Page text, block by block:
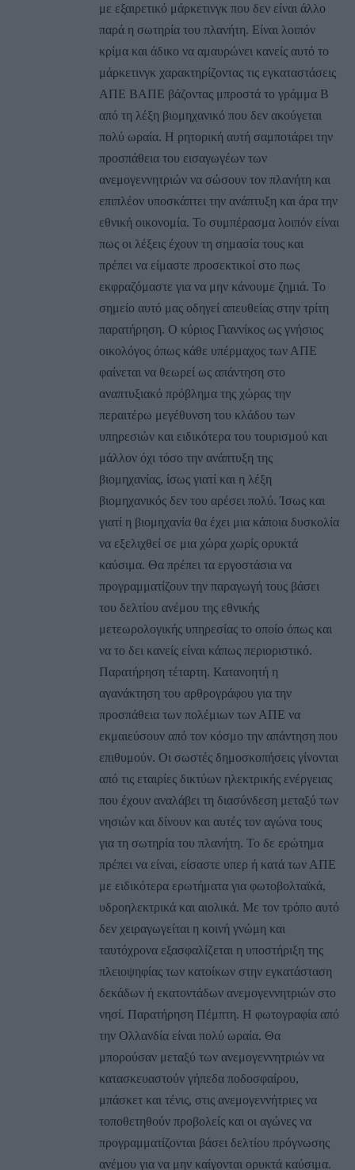
με εξαιρετικό μάρκετινγκ που δεν είναι άλλο
παρά η σωτηρία του πλανήτη. Είναι λοιπόν
κρίμα και άδικο να αμαυρώνει κανείς αυτό το
μάρκετινγκ χαρακτηρίζοντας τις εγκαταστάσεις
ΑΠΕ ΒΑΠΕ βάζοντας μπροστά το γράμμα Β
από τη λέξη βιομηχανικό που δεν ακούγεται
πολύ ωραία. Η ρητορική αυτή σαμποτάρει την
προσπάθεια του εισαγωγέων των
ανεμογεννητριών να σώσουν τον πλανήτη και
επιπλέον υποσκάπτει την ανάπτυξη και άρα την
εθνική οικονομία. Το συμπέρασμα λοιπόν είναι
πως οι λέξεις έχουν τη σημασία τους και
πρέπει να είμαστε προσεκτικοί στο πως
εκφραζόμαστε για να μην κάνουμε ζημιά. Το
σημείο αυτό μας οδηγεί απευθείας στην τρίτη
παρατήρηση. Ο κύριος Γιαννίκος ως γνήσιος
οικολόγος όπως κάθε υπέρμαχος των ΑΠΕ
φαίνεται να θεωρεί ως απάντηση στο
αναπτυξιακό πρόβλημα της χώρας την
περαιτέρω μεγέθυνση του κλάδου των
υπηρεσιών και ειδικότερα του τουρισμού και
μάλλον όχι τόσο την ανάπτυξη της
βιομηχανίας, ίσως γιατί και η λέξη
βιομηχανικός δεν του αρέσει πολύ. Ίσως και
γιατί η βιομηχανία θα έχει μια κάποια δυσκολία
να εξελιχθεί σε μια χώρα χωρίς ορυκτά
καύσιμα. Θα πρέπει τα εργοστάσια να
προγραμματίζουν την παραγωγή τους βάσει
του δελτίου ανέμου της εθνικής
μετεωρολογικής υπηρεσίας το οποίο όπως και
να το δει κανείς είναι κάπως περιοριστικό.
Παρατήρηση τέταρτη. Κατανοητή η
αγανάκτηση του αρθρογράφου για την
προσπάθεια των πολέμιων των ΑΠΕ να
εκμαιεύσουν από τον κόσμο την απάντηση που
επιθυμούν. Οι σωστές δημοσκοπήσεις γίνονται
από τις εταιρίες δικτύων ηλεκτρικής ενέργειας
που έχουν αναλάβει τη διασύνδεση μεταξύ των
νησιών και δίνουν και αυτές τον αγώνα τους
για τη σωτηρία του πλανήτη. Το δε ερώτημα
πρέπει να είναι, είσαστε υπερ ή κατά των ΑΠΕ
με ειδικότερα ερωτήματα για φωτοβολταϊκά,
υδροηλεκτρικά και αιολικά. Με τον τρόπο αυτό
δεν χειραγωγείται η κοινή γνώμη και
ταυτόχρονα εξασφαλίζεται η υποστήριξη της
πλειοψηφίας των κατοίκων στην εγκατάσταση
δεκάδων ή εκατοντάδων ανεμογεννητριών στο
νησί. Παρατήρηση Πέμπτη. Η φωτογραφία από
την Ολλανδία είναι πολύ ωραία. Θα
μπορούσαν μεταξύ των ανεμογεννητριών να
κατασκευαστούν γήπεδα ποδοσφαίρου,
μπάσκετ και τένις, στις ανεμογεννήτριες να
τοποθετηθούν προβολείς και οι αγώνες να
προγραμματίζονται βάσει δελτίου πρόγνωσης
ανέμου για να μην καίγονται ορυκτά καύσιμα.